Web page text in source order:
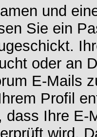
und
Sie ein
oder an
E-Mails
Profil
dass Ihre E-
wird.